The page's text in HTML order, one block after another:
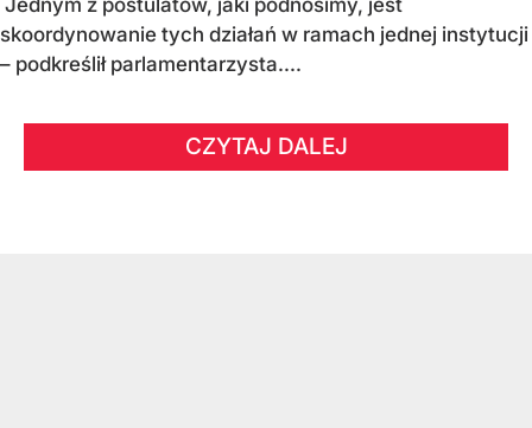
skoordynowanie tych działań w ramach jednej instytucji
– podkreślił parlamentarzysta....
CZYTAJ DALEJ